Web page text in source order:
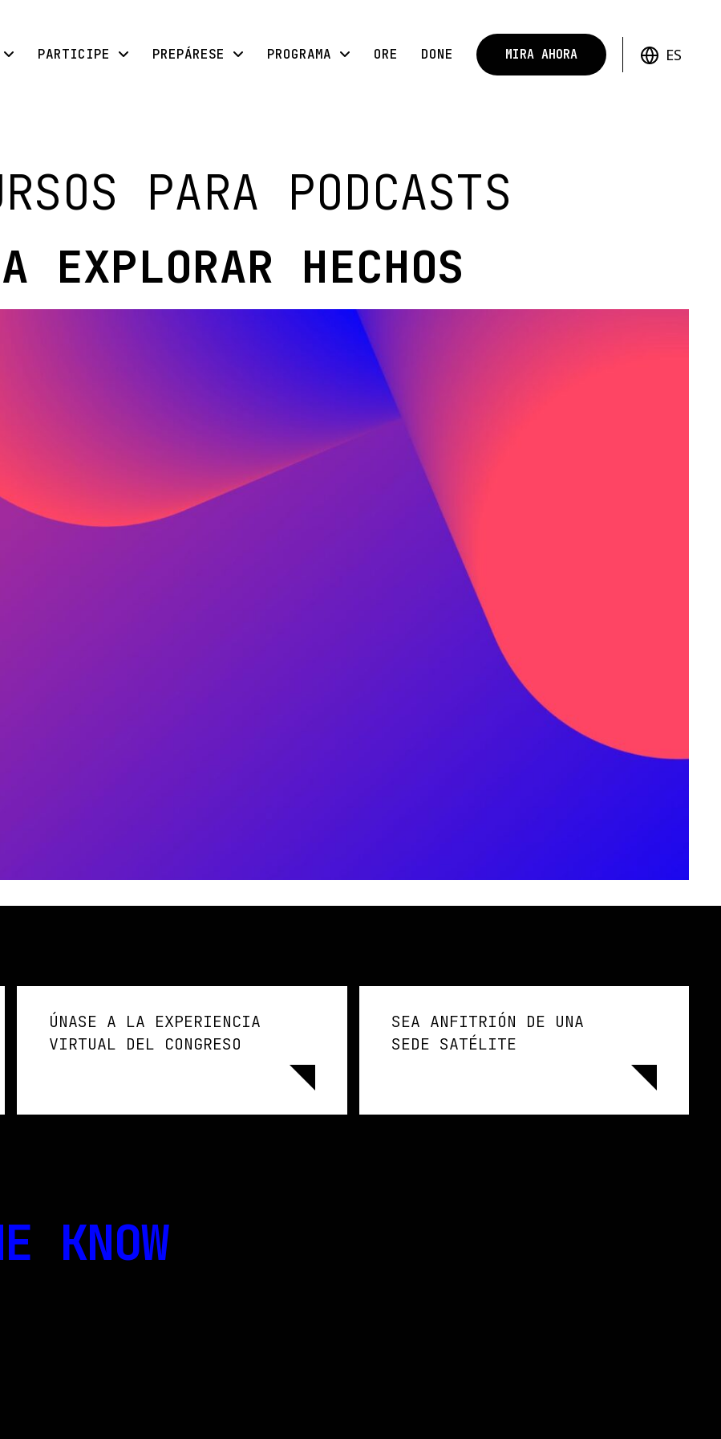
PARTICIPE PREPÁRESE PROGRAMA ORE DONE MIRA AHORA ES
PARA PODCASTS
EXPLORAR HECHOS
ÚNASE A LA EXPERIENCIA
VIRTUAL DEL CONGRESO
SEA ANFITRIÓN DE UNA
SEDE SATÉLITE
KNOW